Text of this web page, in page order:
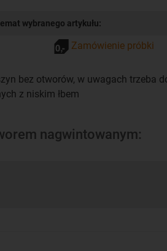
wybranego artykułu:
Zamówienie próbki
bez otworów, w uwagach trzeba
z niskim łbem
nagwintowanym: